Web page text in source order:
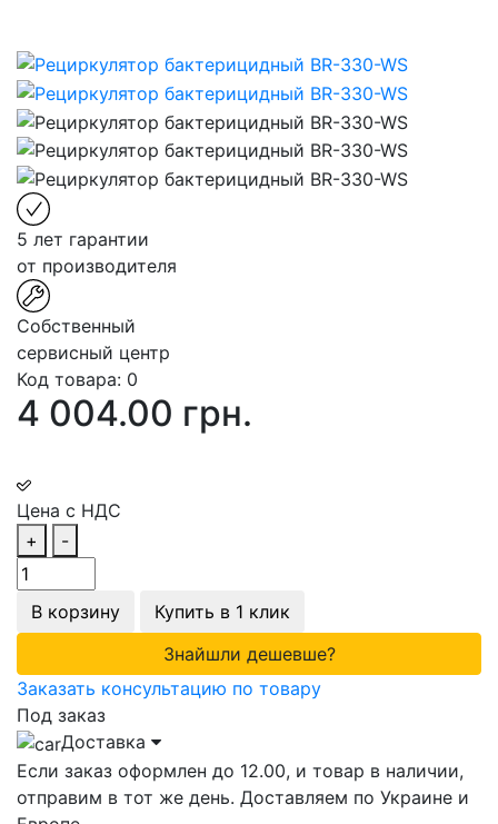
5 лет гарантии
от производителя
Собственный
сервисный центр
Код товара: 0
4 004.00 грн.
Цена с НДС
+
-
В корзину
Купить в 1 клик
Знайшли дешевше?
Заказать консультацию по товару
Под заказ
Доставка
Если заказ оформлен до 12.00, и товар в наличии,
отправим в тот же день. Доставляем по Украине и